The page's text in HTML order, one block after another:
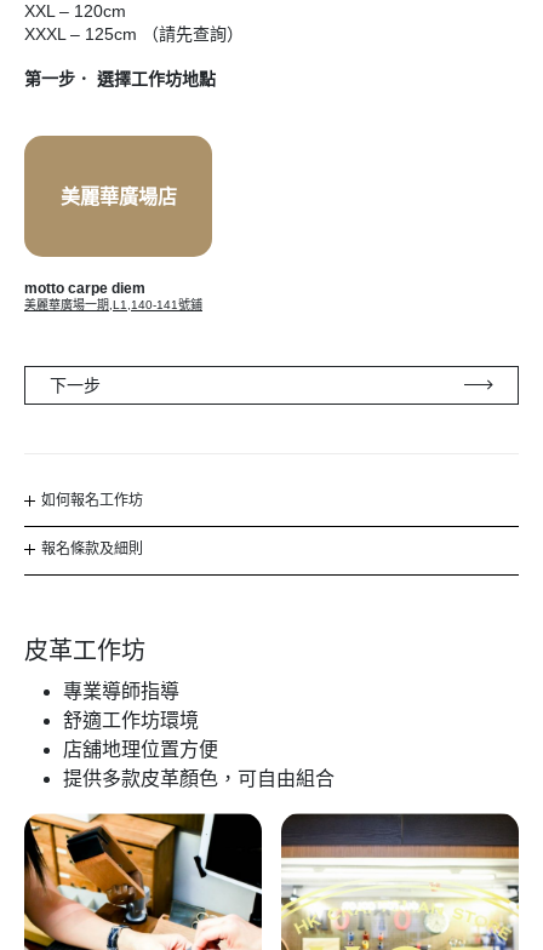
XXL – 120cm
XXXL – 125cm （請先查詢）
第一步． 選擇工作坊地點
美麗華廣場店
motto carpe diem
美麗華廣場一期,L1,140-141號鋪
下一步
如何報名工作坊
報名條款及細則
皮革工作坊
專業導師指導
舒適工作坊環境
店舖地理位置方便
提供多款皮革顏色，可自由組合